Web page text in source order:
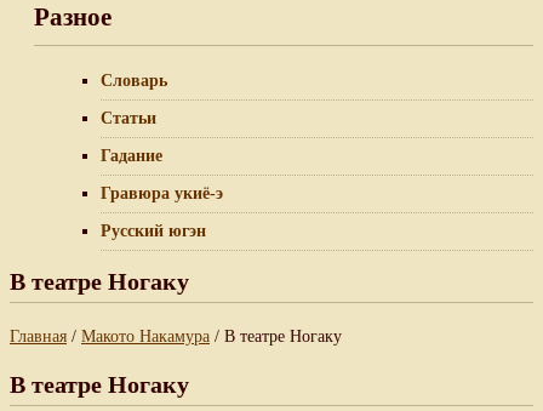
Разное
Словарь
Статьи
Гадание
Гравюра укиё-э
Русский югэн
В театре Ногаку
Главная / Макото Накамура / В театре Ногаку
В театре Ногаку